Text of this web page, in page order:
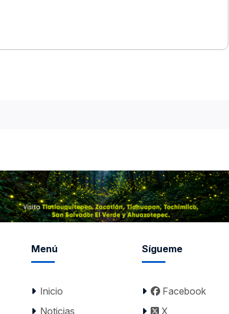
Menú
Inicio
Noticias
Sígueme
Facebook
X